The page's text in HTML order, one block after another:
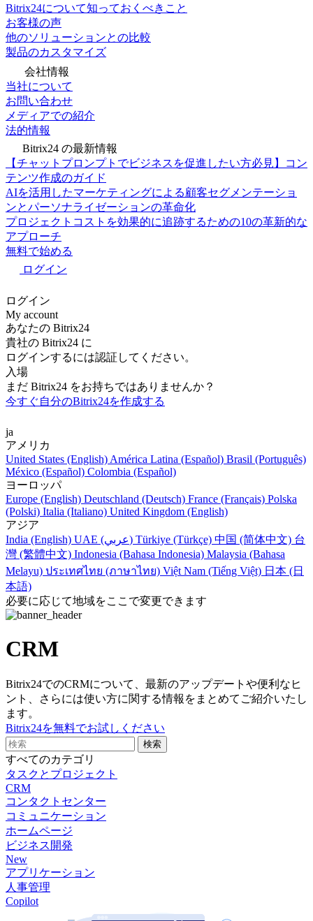
Bitrix24について知っておくべきこと
お客様の声
他のソリューションとの比較
製品のカスタマイズ
会社情報
当社について
お問い合わせ
メディアでの紹介
法的情報
Bitrix24 の最新情報
【チャットプロンプトでビジネスを促進したい方必見】コン
テンツ作成のガイド
AIを活用したマーケティングによる顧客セグメンテーショ
ンとパーソナライゼーションの革命化
プロジェクトコストを効果的に追跡するための10の革新的な
アプローチ
無料で始める
ログイン
ログイン
My account
あなたの Bitrix24
貴社の Bitrix24 に
ログインするには認証してください。
入場
まだ Bitrix24 をお持ちではありませんか？
今すぐ自分のBitrix24を作成する
ja
アメリカ
United States (English) América Latina (Español) Brasil (Português)
México (Español) Colombia (Español)
ヨーロッパ
Europe (English) Deutschland (Deutsch) France (Français) Polska
(Polski) Italia (Italiano) United Kingdom (English)
アジア
India (English)
UAE (عربي) Türkiye (Türkçe) 中国 (简体中文) 台
灣 (繁體中文) Indonesia (Bahasa Indonesia) Malaysia (Bahasa
Melayu) ประเทศไทย (ภาษาไทย) Việt Nam (Tiếng Việt) 日本 (日
本語)
必要に応じて地域をここで変更できます
CRM
Bitrix24でのCRMについて、最新のアップデートや便利なヒ
ント、さらには使い方に関する情報をまとめてご紹介いたし
ます。
Bitrix24を無料でお試しください
すべてのカテゴリ
タスクとプロジェクト
CRM
コンタクトセンター
コミュニケーション
ホームページ
ビジネス開発
New
アプリケーション
人事管理
Copilot